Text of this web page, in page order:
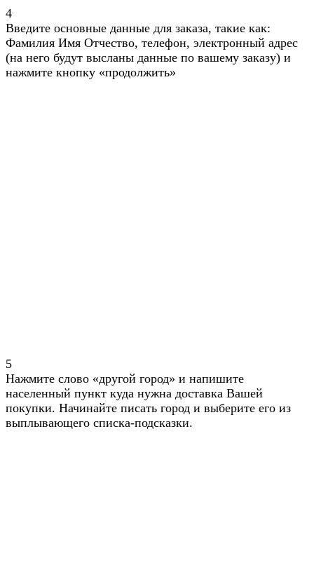
4
Введите основные данные для заказа, такие как:
Фамилия Имя Отчество, телефон, электронный адрес
(на него будут высланы данные по вашему заказу) и
нажмите кнопку «продолжить»
5
Нажмите слово «другой город» и напишите
населенный пункт куда нужна доставка Вашей
покупки. Начинайте писать город и выберите его из
выплывающего списка-подсказки.